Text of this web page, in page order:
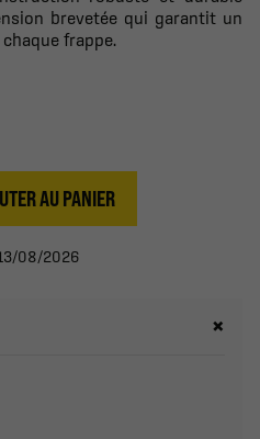
brevetée qui garantit un
frappe.
AU PANIER
08/2026